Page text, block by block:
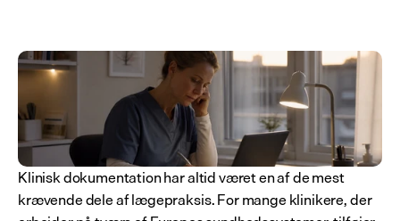
Klinisk dokumentation har altid været en af de mest
krævende dele af lægepraksis. For mange klinikere, der